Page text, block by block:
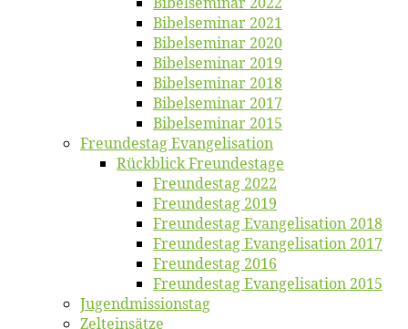
Bi­bel­se­mi­nar 2021
Bi­bel­se­mi­nar 2020
Bi­bel­se­mi­nar 2019
Bi­bel­se­mi­nar 2018
Bibelsemi­nar 2017
Bibelsemi­nar 2015
Freun­des­tag Evangelisation
Rück­blick Freundestage
Freun­des­tag 2022
Freun­des­tag 2019
Freun­des­tag Evan­ge­li­sa­ti­on 2018
Freun­des­tag Evan­ge­li­sa­ti­on 2017
Freun­des­tag 2016
Freun­des­tag Evan­ge­li­sa­ti­on 2015
Jugend­mis­sions­tag
Zelt­ein­sät­ze